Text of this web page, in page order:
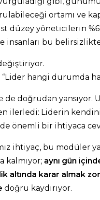
ortamı ve
düzey yöneticilerin
insanları bu
“Lider hangi durumda
doğrudan
ilerledi: Liderin kendini
önemli bir ihtiyaca
ihtiyaç, bu modüler
kalmıyor; aynı gün
altında karar almak
doğru kaydırıyor.